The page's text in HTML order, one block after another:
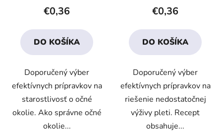
produktu
je
4,5
z
hviezdičiek.
€0,36
DO KOŠÍKA
Doporučený výber
efektívnych prípravkov na
starostlivosť o očné
okolie. Ako správne očné
okolie...
produktu
je
5,0
z
hviezdičiek.
€0,36
DO KOŠÍKA
Doporučený výber
efektívnych prípravkov na
riešenie nedostatočnej
výživy pleti. Recept
obsahuje...